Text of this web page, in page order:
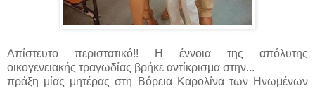
Απίστευτο περιστατικό!! Η έννοια της απόλυτης
οικογενειακής τραγωδίας βρήκε αντίκρισμα στην...
πράξη μίας μητέρας στη Βόρεια Καρολίνα των Ηνωμένων